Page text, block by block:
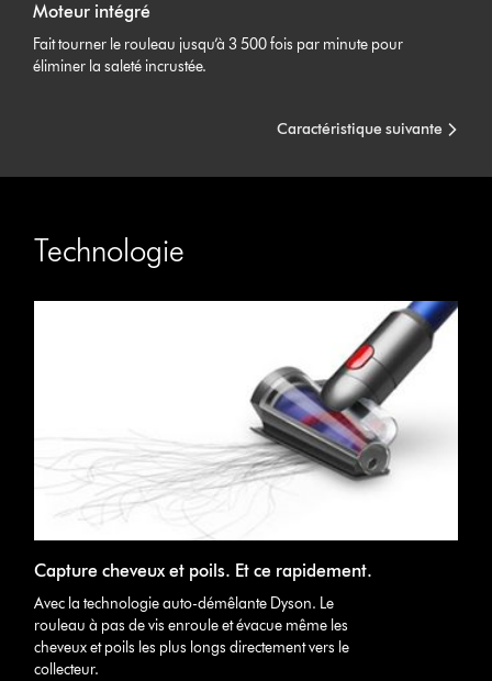
Moteur intégré
Fait tourner le rouleau jusqu’à 3 500 fois par minute pour
éliminer la saleté incrustée.
Caractéristique suivante
Technologie
Capture cheveux et poils. Et ce rapidement.
Avec la technologie auto-démêlante Dyson. Le
rouleau à pas de vis enroule et évacue même les
cheveux et poils les plus longs directement vers le
collecteur.